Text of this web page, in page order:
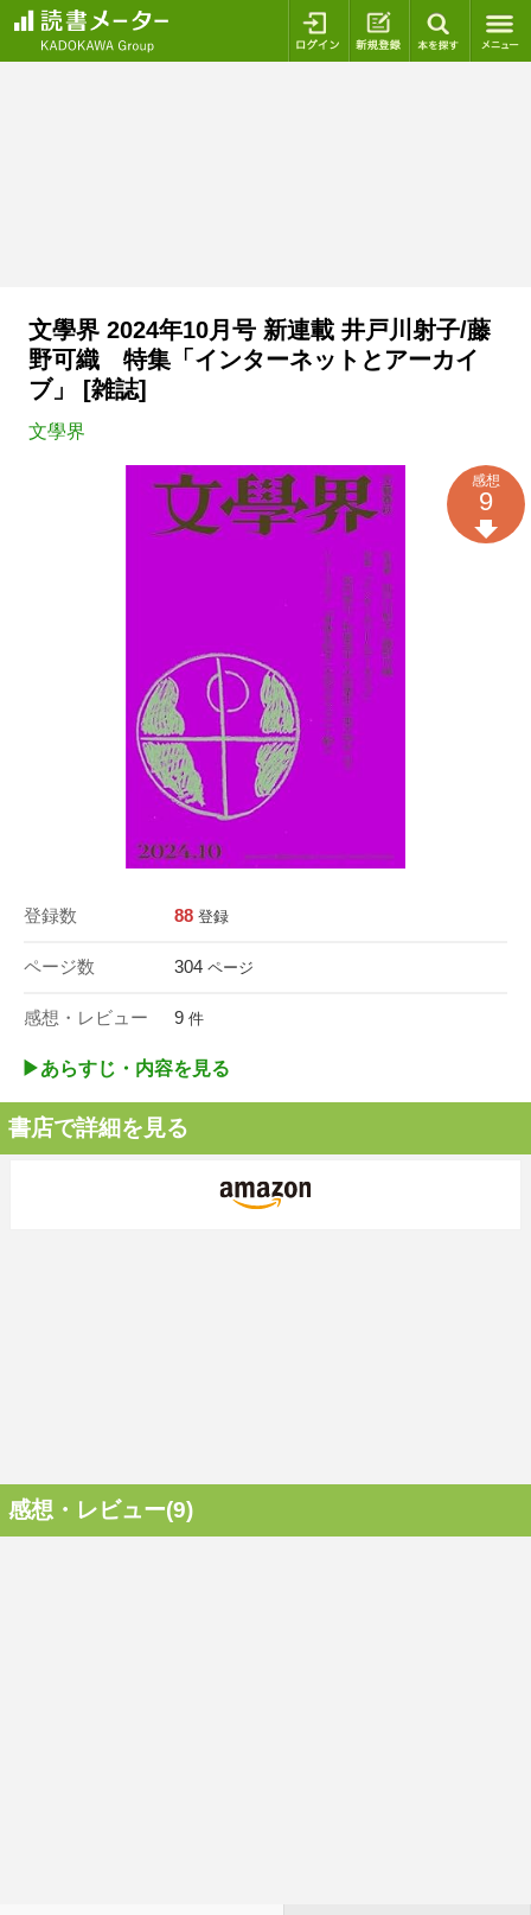
ログイン 新規登録
文學界 2024年10月号 新連載 井戸川射子/藤
野可織 特集「インターネットとアーカイ
ブ」 [雑誌]
文學界
登録数 88 登録
ページ数 304 ページ
感想・レビュー 9 件
感想
9
▶︎あらすじ・内容を見る
書店で詳細を見る
感想・レビュー(9)